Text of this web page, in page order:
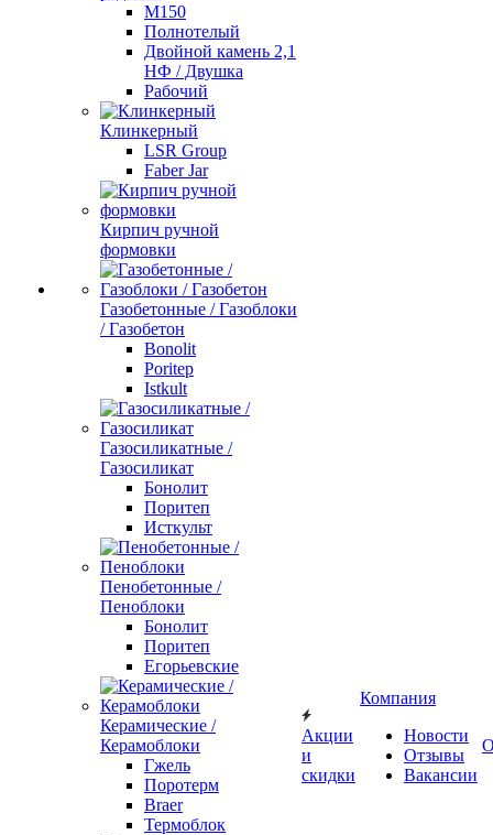
М150
Полнотелый
Двойной камень 2,1
НФ / Двушка
Рабочий
Клинкерный
LSR Group
Faber Jar
Кирпич ручной
формовки
Газобетонные / Газоблоки
/ Газобетон
Bonolit
Poritep
Istkult
Газосиликатные /
Газосиликат
Бонолит
Поритеп
Исткульт
Пенобетонные /
Пеноблоки
Бонолит
Поритеп
Егорьевские
Керамические /
Керамоблоки
Гжель
Поротерм
Braer
Термоблок
Акции
и
скидки
Компания
Новости
Отзывы
Вакансии